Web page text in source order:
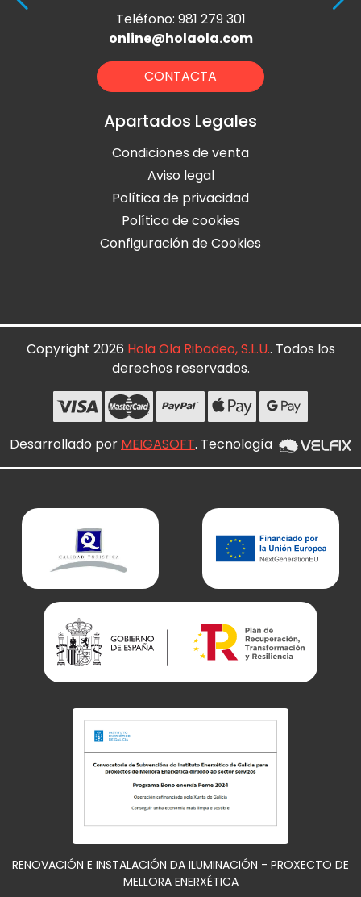
Teléfono: 981 279 301
online@holaola.com
CONTACTA
Apartados Legales
Condiciones de venta
Aviso legal
Política de privacidad
Política de cookies
Configuración de Cookies
Copyright 2026 Hola Ola Ribadeo, S.L.U.. Todos los
derechos reservados.
Desarrollado por MEIGASOFT. Tecnología
RENOVACIÓN E INSTALACIÓN DA ILUMINACIÓN - PROXECTO DE
MELLORA ENERXÉTICA